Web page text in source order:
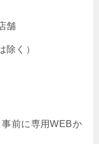
舗
除く）
前に専用WEBか